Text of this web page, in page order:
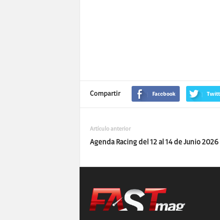
Compartir Facebook
Artículo anterior
Agenda Racing del 12 al 14 de Junio 2026